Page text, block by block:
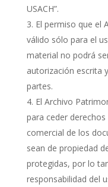
USACH”.
El permiso que el
válido sólo para el
material no podrá
autorización escrita
partes.
El Archivo
para ceder
comercial de los
sean de propiedad
protegidas, por lo
responsabilidad del